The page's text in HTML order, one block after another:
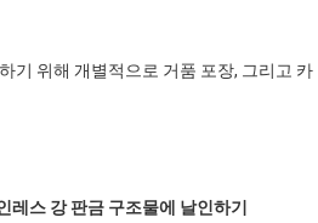
기 위해 개별적으로 거품 포장, 그리고 카
레스 강 판금 구조물에 날인하기